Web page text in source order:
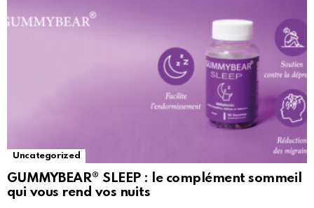
Uncategorized
GUMMYBEAR® SLEEP : le complément sommeil
qui vous rend vos nuits